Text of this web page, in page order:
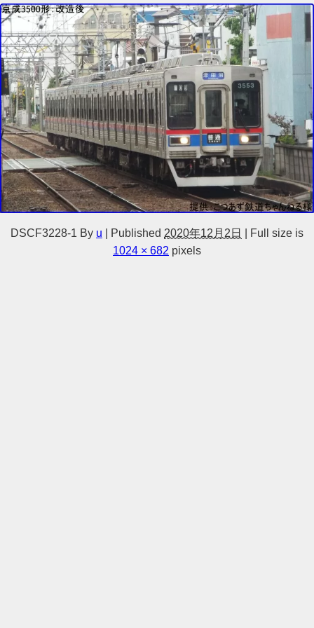
DSCF3228-1 By u Published 2020年12月2日
Full size is
1024 × 682 pixels